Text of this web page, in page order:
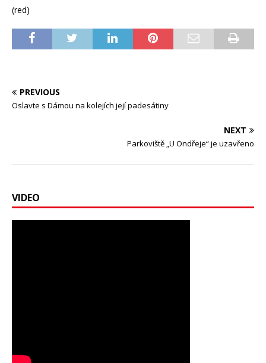
(red)
PREVIOUS
Oslavte s Dámou na kolejích její padesátiny
NEXT
Parkoviště „U Ondřeje“ je uzavřeno
VIDEO